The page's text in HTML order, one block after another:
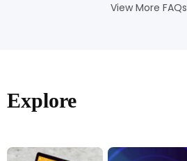
View More FAQs
Explore